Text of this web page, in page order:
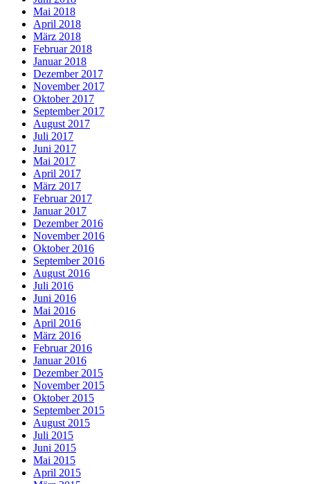
Mai 2018
April 2018
März 2018
Februar 2018
Januar 2018
Dezember 2017
November 2017
Oktober 2017
September 2017
August 2017
Juli 2017
Juni 2017
Mai 2017
April 2017
März 2017
Februar 2017
Januar 2017
Dezember 2016
November 2016
Oktober 2016
September 2016
August 2016
Juli 2016
Juni 2016
Mai 2016
April 2016
März 2016
Februar 2016
Januar 2016
Dezember 2015
November 2015
Oktober 2015
September 2015
August 2015
Juli 2015
Juni 2015
Mai 2015
April 2015